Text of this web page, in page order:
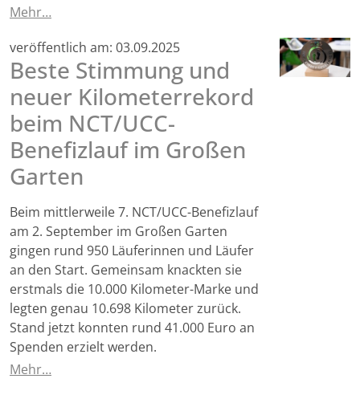
Mehr…
veröffentlich am: 03.09.2025
Beste Stimmung und
neuer Kilometerrekord
beim NCT/UCC-
Benefizlauf im Großen
Garten
Beim mittlerweile 7. NCT/UCC-Benefizlauf
am 2. September im Großen Garten
gingen rund 950 Läuferinnen und Läufer
an den Start. Gemeinsam knackten sie
erstmals die 10.000 Kilometer-Marke und
legten genau 10.698 Kilometer zurück.
Stand jetzt konnten rund 41.000 Euro an
Spenden erzielt werden.
Mehr…